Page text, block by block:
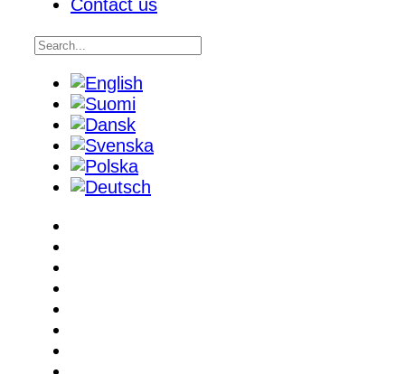
Contact us